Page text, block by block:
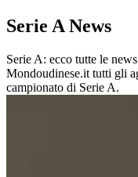
Serie A News
Serie A: ecco tutte le
Mondoudinese.it tutti gli
campionato di Serie A.